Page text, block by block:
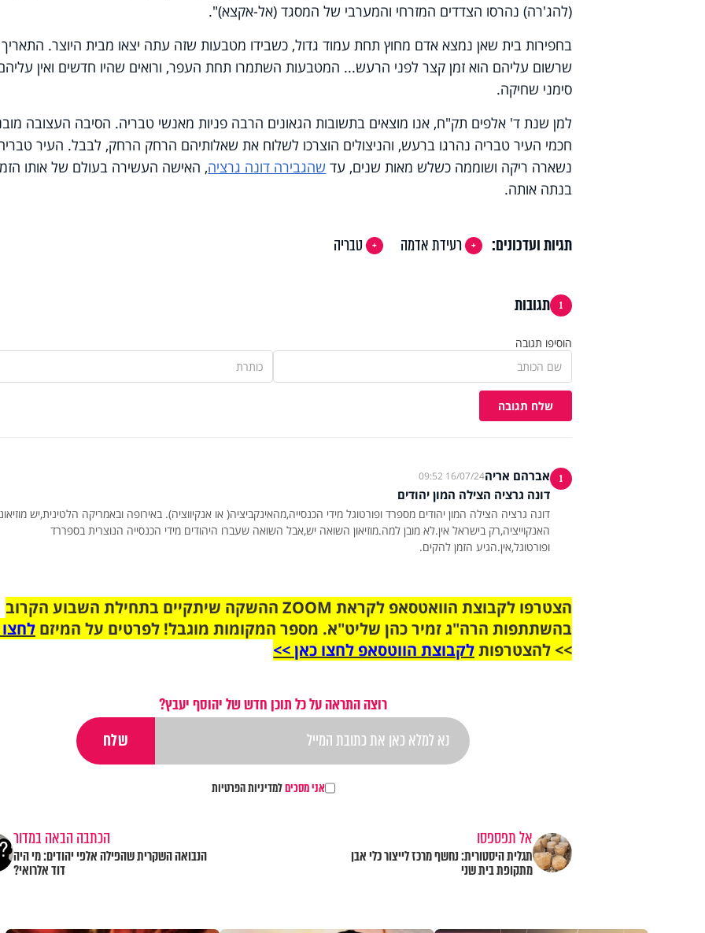
(להג'רה) נהרסו הצדדים המזרחי והמערבי של המסגד (אל-אקצא)".
בחפירות בית שאן נמצא אדם מחוץ תחת עמוד גדול, כשבידו מטבעות שזה עתה יצאו מבית היוצר. התאריך
שרשום עליהם הוא זמן קצר לפני הרעש... המטבעות השתמרו תחת העפר, ורואים שהיו חדשים ואין
סימני שחיקה.
למן שנת ד' אלפים תק"ח, אנו מוצאים בתשובות הגאונים הרבה פניות מאנשי טבריה. הסיבה העצובה
חכמי העיר טבריה נהרגו ברעש, והניצולים הוצרכו לשלוח את שאלותיהם הרחק הרחק, לבבל. העיר
נשארה ריקה ושוממה כשלש מאות שנים, עד שהגבירה דונה גרציה, האישה העשירה בעולם של אותו
בנתה אותה.
תגיות ועדכונים: רעידת אדמה טבריה
1 תגובות
הוסיפו תגובה
שלח תגובה
1 אברהם אריה16/07/24 09:52
דונה גרציה הצילה המון יהודים
דונה גרציה הצילה המון יהודים מספרד ופורטוגל מידי הכנסייה,מהאינקביציה( או אנקיווציה). באירופה ובאמריקה הלטינית,יש
האנקוייציה,רק בישראל אין.לא מובן למה.מוזיאון השואה יש,אבל השואה שעברו היהודים מידי הכנסייה הנוצרית בספררד
ופורטוגל,אין.הגיע הזמן להקים.
הצטרפו לקבוצת הוואטסאפ לקראת ZOOM ההשקה שיתקיים בתחילת השבוע הקרוב
בהשתתפות הרה"ג זמיר כהן שליט"א. מספר המקומות מוגבל! לפרטים על המיזם
>> להצטרפותלקבוצת הווטסאפ לחצו כאן >>
רוצה התראה על כל תוכן חדש של יהוסף יעבץ?
אני מסכיםלמדיניות הפרטיות
אל תפספסו
תגלית היסטורית: נחשף מרכז לייצור כלי אבן
מתקופת בית שני
הכתבה הבאה במדור
הנבואה השקרית שהפילה אלפי יהודים: מי היה
דוד אלרואי?